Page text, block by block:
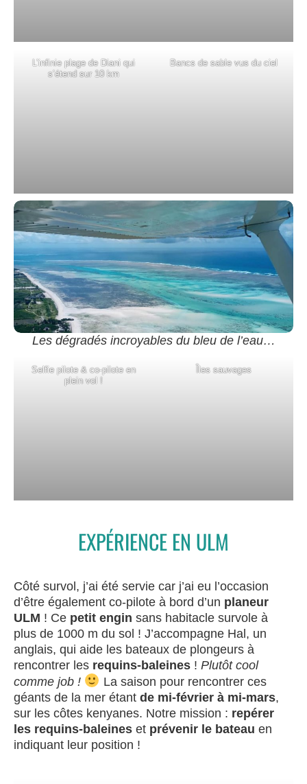
L’infinie plage de Diani qui
s’étend sur 10 km
Bancs de sable vus du ciel
Les dégradés incroyables du bleu de l’eau…
Selfie pilote & co-pilote en
plein vol !
Îles sauvages
EXPÉRIENCE EN ULM
Côté survol, j’ai été servie car j’ai eu l’occasion
d’être également co-pilote à bord d’un planeur
ULM ! Ce petit engin sans habitacle survole à
plus de 1000 m du sol ! J’accompagne Hal, un
anglais, qui aide les bateaux de plongeurs à
rencontrer les requins-baleines ! Plutôt cool
comme job !
La saison pour rencontrer ces
géants de la mer étant de mi-février à mi-mars,
sur les côtes kenyanes. Notre mission : repérer
les requins-baleines et prévenir le bateau en
indiquant leur position !